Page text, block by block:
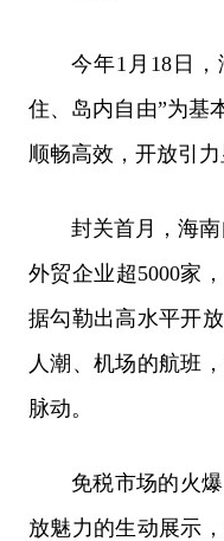
今年1月18日
住、岛内自由”为基
顺畅高效，开放引力
封关首月，海
外贸企业超5000家
据勾勒出高水平开
人潮、机场的航班
脉动。
免税市场的火
放魅力的生动展示